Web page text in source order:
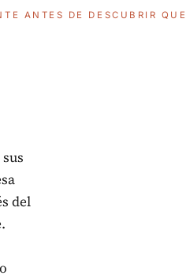
ANTES DE DESCUBRIR QUE
del